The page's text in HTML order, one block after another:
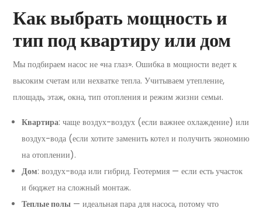
Как выбрать мощность и
тип под квартиру или дом
Мы подбираем насос не «на глаз». Ошибка в мощности ведет к
высоким счетам или нехватке тепла. Учитываем утепление,
площадь, этаж, окна, тип отопления и режим жизни семьи.
Квартира: чаще воздух-воздух (если важнее охлаждение) или
воздух-вода (если хотите заменить котел и получить экономию
на отоплении).
Дом: воздух-вода или гибрид. Геотермия — если есть участок
и бюджет на сложный монтаж.
Теплые полы — идеальная пара для насоса, потому что